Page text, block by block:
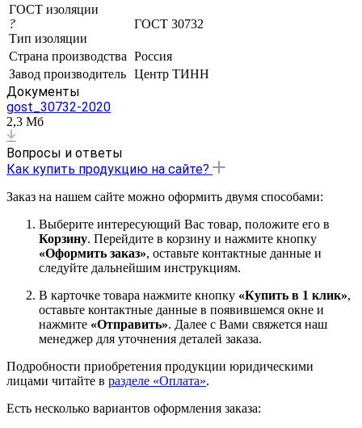
ГОСТ изоляции
?
Тип изоляции
ГОСТ 30732
Страна производства Россия
Завод производитель Центр ТИНН
Документы
gost_30732-2020
2,3 Мб
Вопросы и ответы
Как купить продукцию на сайте?
Заказ на нашем сайте можно оформить двумя способами:
Выберите интересующий Вас товар, положите его в
Корзину. Перейдите в корзину и нажмите кнопку
«Оформить заказ», оставьте контактные данные и
следуйте дальнейшим инструкциям.
В карточке товара нажмите кнопку «Купить в 1 клик»,
оставьте контактные данные в появившемся окне и
нажмите «Отправить». Далее с Вами свяжется наш
менеджер для уточнения деталей заказа.
Подробности приобретения продукции юридическими
лицами читайте в разделе «Оплата».
Есть несколько вариантов оформления заказа: